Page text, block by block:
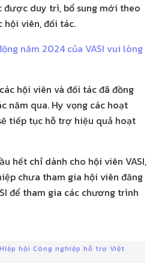
được duy trì, bổ sung mới theo
hội viên, đối tác.
năm 2024 của VASI vui lòng
hội viên và đối tác đã đồng
năm qua. Hy vọng các hoạt
tiếp tục hỗ trợ hiệu quả hoạt
hết chỉ dành cho hội viên VASI,
chưa tham gia hội viên đăng
để tham gia các chương trình
hội Công nghiệp hỗ trợ Việt